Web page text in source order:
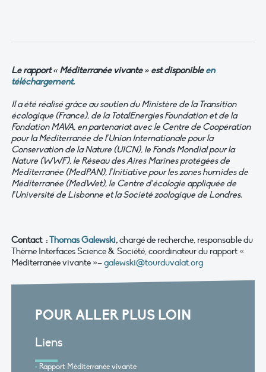
Le rapport « Méditerranée vivante » est disponibleen
téléchargement.
Il a été réalisé grâce au soutien du Ministère de la Transition
écologique (France), de la TotalEnergies Foundation et de la
Fondation MAVA, en partenariat avec le Centre de Coopération
pour la Méditerranée de l’Union Internationale pour la
Conservation de la Nature (UICN), le Fonds Mondial pour la
Nature (WWF), le Réseau des Aires Marines protégées de
Méditerranée (MedPAN), l’Initiative pour les zones humides de
Méditerranée (MedWet), le Centre d’écologie appliquée de
l’Université de Lisbonne et la Société zoologique de Londres.
Contact :Thomas Galewski,chargé de recherche, responsable du
Thème Interfaces Science & Société, coordinateur du rapport «
Méditerranée vivante »–galewski@tourduvalat.org
POUR ALLER PLUS LOIN
Liens
Rapport Méditerranée vivante